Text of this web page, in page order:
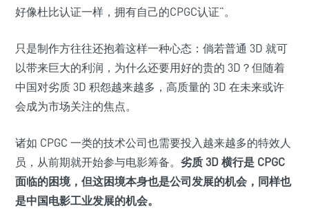
好像杜比认证一样，拥有自己的CPGC认证”。
只是制作方往往还抱着这样一种心态：倘若普通 3D 就可
以带来巨大的利润，为什么还要用好的贵的 3D？但随着
中国对劣质 3D 积怨越来越多，高质量的 3D 在未来或许
会成为市场关注的焦点。
诸如 CPGC 一类的技术公司也需要投入越来越多的特效人
员，从前期就开始参与电影筹备。 劣质 3D 横行是 CPGC
面临的困境，但这困境本身也是公司发展的机会，同样也
是中国电影工业发展的机会。